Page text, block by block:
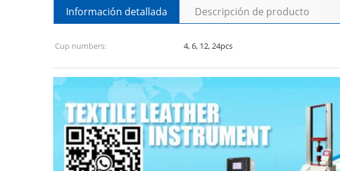
Información detallada Descripción de producto
Cup numbers: 4, 6, 12, 24pcs